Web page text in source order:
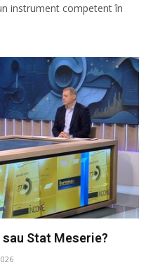
instrument competent în
Stat Meserie?